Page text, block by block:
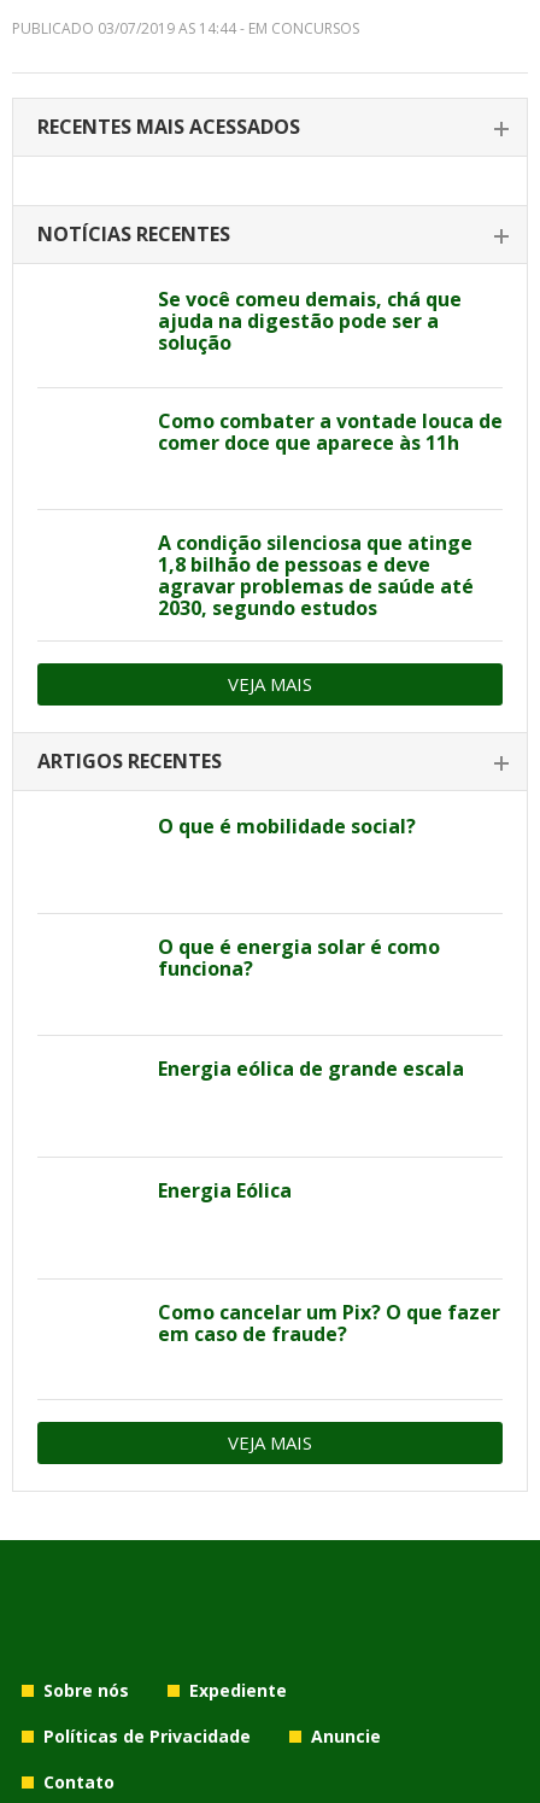
PUBLICADO 03/07/2019 AS 14:44 - EM CONCURSOS
RECENTES MAIS ACESSADOS
NOTÍCIAS RECENTES
Se você comeu demais, chá que
ajuda na digestão pode ser a
solução
Como combater a vontade louca de
comer doce que aparece às 11h
A condição silenciosa que atinge
1,8 bilhão de pessoas e deve
agravar problemas de saúde até
2030, segundo estudos
VEJA MAIS
ARTIGOS RECENTES
O que é mobilidade social?
O que é energia solar é como
funciona?
Energia eólica de grande escala
Energia Eólica
Como cancelar um Pix? O que fazer
em caso de fraude?
VEJA MAIS
Sobre nós
Expediente
Políticas de Privacidade
Anuncie
Contato